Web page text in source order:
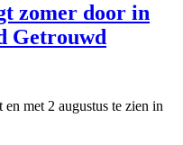
zomer door in
Getrouwd
met 2 augustus te zien in